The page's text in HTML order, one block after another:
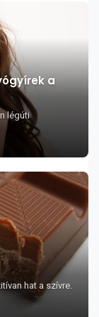
a
légúti
hat a szívre.